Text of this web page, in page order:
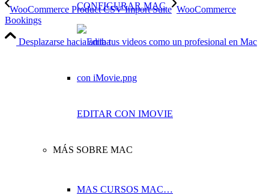
CONFIGURAR MAC
EDITAR CON IMOVIE
MÁS SOBRE MAC
MAS CURSOS MAC…
WooCommerce Product CSV Import Suite WooCommerce
Bookings
Desplazarse hacia arriba